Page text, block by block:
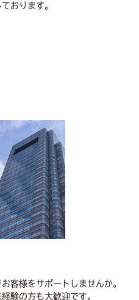
おります。
客様をサポートしませんか。
験の方も大歓迎です。